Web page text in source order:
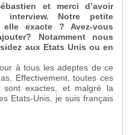
et merci d’avoir
interview. Notre petite
exacte ? Avez-vous
Notamment nous
aux Etats Unis ou en
à tous les adeptes de ce
Effectivement, toutes ces
sont exactes, et malgré la
Etats-Unis, je suis français